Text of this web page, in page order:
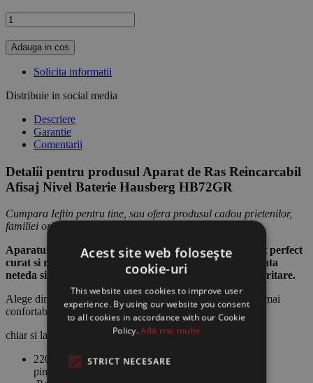
Adauga in cos
Solicita informatii
Distribuie in social media
Descriere
Garantie
Comentarii
Detalii pentru produsul Aparat de Ras Reincarcabil
Afisaj Nivel Baterie Hausberg HB72GR
Cumpara Ieftin pentru tine, sau ofera produsul cadou prietenilor,
familiei ori colegilor.
Aparatul de Ras Hausberg HB72GR ofera un barbierit perfect
curat si reduce totodata iritarea pielii, creeaza o suprafata
neteda si aluneca fara efort pe piele pentru mai putina iritare.
Alege dintre un barbierit uscat rapid sau un barbierit umed mai
confortabil cu gel sau spuma –
chiar si la dus.
220-240V stecher VDE (cu doi
pini);
Acest site web folosește
cookie-uri
This website uses cookies to improve user
experience. By using our website you consent
to all cookies in accordance with our Cookie
Policy.Află mai multe
STRICT NECESARE